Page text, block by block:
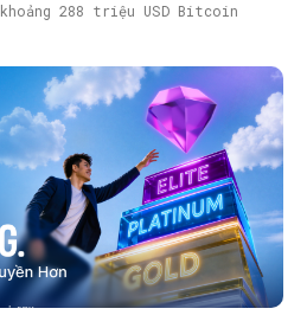
khoảng 288 triệu USD Bitcoin